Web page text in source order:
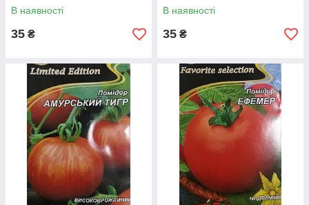
В наявності
35 ₴
В наявності
35 ₴